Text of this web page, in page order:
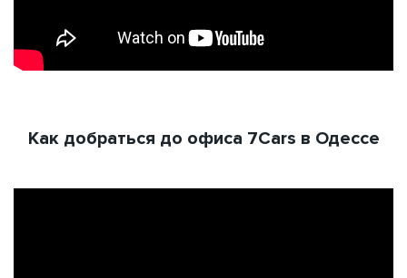
Как добраться до офиса 7Cars в Одессе